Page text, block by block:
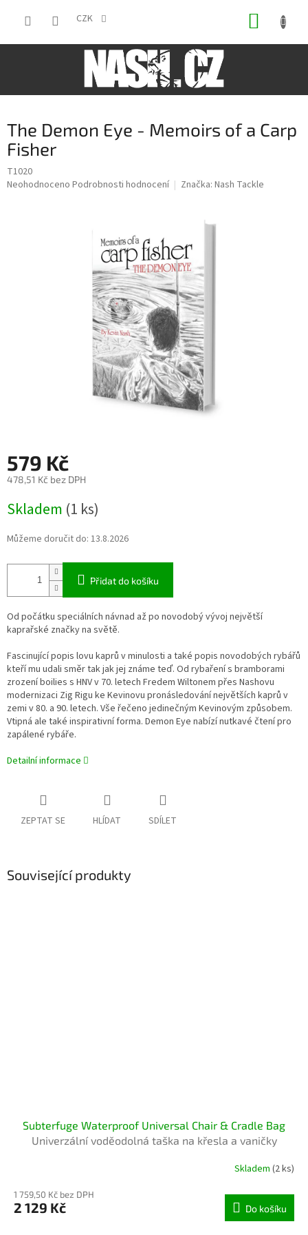
CZK
The Demon Eye - Memoirs of a Carp
Fisher
T1020
Průměrné
Neohodnoceno Podrobnosti hodnocení Značka: Nash Tackle
579 Kč
478,51 Kč bez DPH
cena:
Skladem (1 ks)
Můžeme doručit do: 13.8.2026
Přidat do košíku
Od počátku speciálních návnad až po novodobý vývoj největší
kaprařské značky na světě.
Fascinující popis lovu kaprů v minulosti a také popis novodobých rybářů
kteří mu udali směr tak jak jej známe teď. Od rybaření s bramborami
zrození boilies s HNV v 70. letech Fredem Wiltonem přes Nashovu
modernizaci Zig Rigu ke Kevinovu pronásledování největších kaprů v
zemi v 80. a 90. letech. Vše řečeno jedinečným Kevinovým způsobem.
Vtipná ale také inspirativní forma. Demon Eye nabízí nutkavé čtení pro
zapálené rybáře.
Detailní informace
ZEPTAT SE HLÍDAT SDÍLET
Související produkty
Subterfuge Waterproof Universal Chair & Cradle Bag
Univerzální voděodolná taška na křesla a vaničky
Skladem (2 ks)
1 759,50 Kč bez DPH
2 129 Kč Do košíku